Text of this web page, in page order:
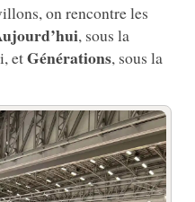
on rencontre les
, sous la
etGénérations, sous la